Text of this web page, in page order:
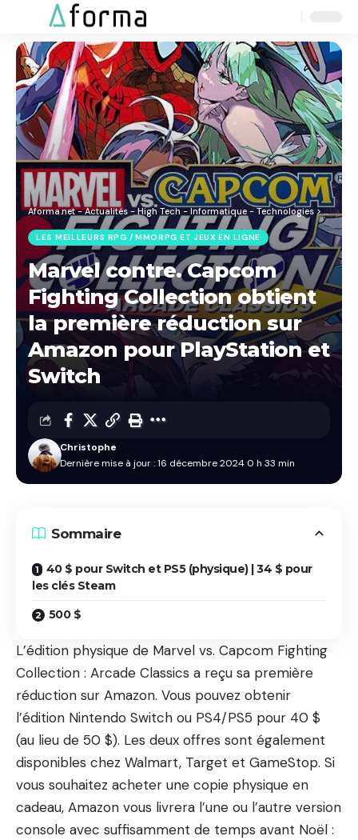
Resizer
Aforma.net - Actualités - High Tech - Informatique - Technologies>Blog
LES MEILLEURS RPG / MMORPG ET JEUX EN LIGNE
Marvel contre. Capcom
Fighting Collection obtient
la première réduction sur
Amazon pour PlayStation et
Switch
Dernière mise à jour : 16 décembre 2024 0 h 33 min
Christophe
Sommaire
40 $ pour Switch et PS5 (physique) | 34 $ pour
les clés Steam
500 $
L’édition physique de Marvel vs. Capcom Fighting
Collection : Arcade Classics a reçu sa première
réduction sur Amazon. Vous pouvez obtenir
l’édition Nintendo Switch ou PS4/PS5 pour 40 $
(au lieu de 50 $). Les deux offres sont également
disponibles chez Walmart, Target et GameStop. Si
vous souhaitez acheter une copie physique en
cadeau, Amazon vous livrera l’une ou l’autre version
console avec suffisamment de temps avant Noël :